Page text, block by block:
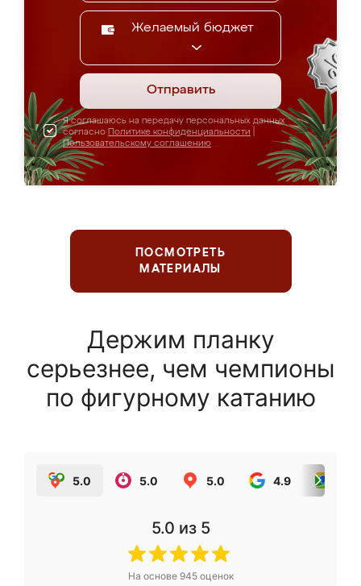
Желаемый бюджет
Отправить
Я соглашаюсь на передачу персональных данных
согласно Политике конфиденциальности
Пользовательскому соглашению
ПОСМОТРЕТЬ
МАТЕРИАЛЫ
Держим планку
серьезнее, чем чемпионы
по фигурному катанию
5.0 5.0 5.0 4.9
5.0 из 5
На основе 945оценок